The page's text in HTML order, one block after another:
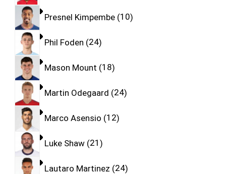
Presnel Kimpembe 10
Phil Foden 24
Mason Mount 18
Martin Odegaard 24
Marco Asensio 12
Luke Shaw 21
Lautaro Martinez 24